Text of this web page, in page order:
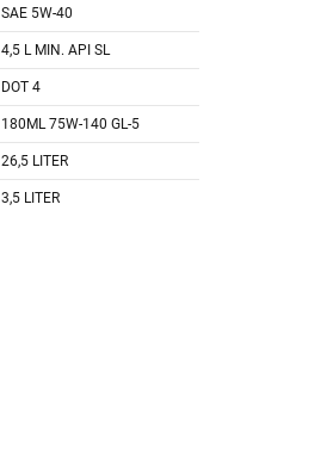
SAE 5W-40
4,5 L MIN. API SL
DOT 4
180ML 75W-140 GL-5
26,5 LITER
3,5 LITER